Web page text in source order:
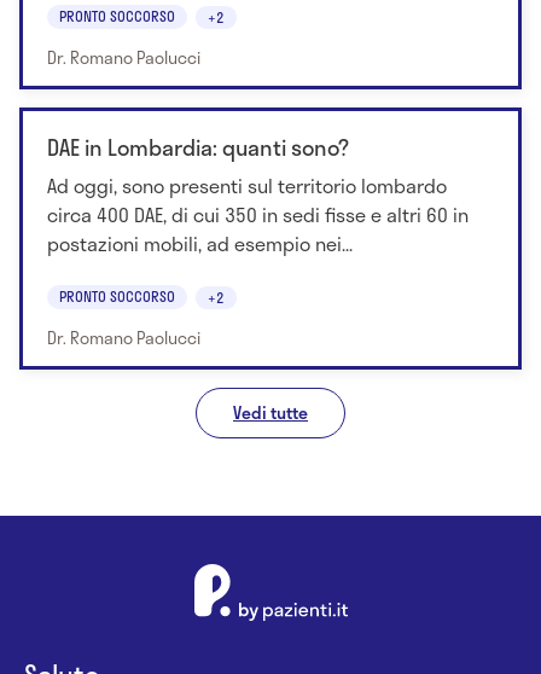
PRONTO SOCCORSO +2
Dr. Romano Paolucci
DAE in Lombardia: quanti sono?
Ad oggi, sono presenti sul territorio lombardo
circa 400 DAE, di cui 350 in sedi fisse e altri 60 in
postazioni mobili, ad esempio nei...
PRONTO SOCCORSO +2
Dr. Romano Paolucci
Vedi tutte